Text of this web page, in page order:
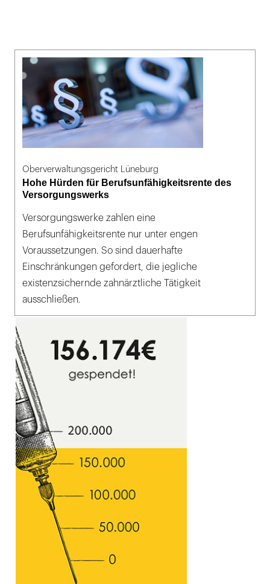
Oberverwaltungsgericht Lüneburg
Hohe Hürden für Berufsunfähigkeitsrente des
Versorgungswerks
Versorgungswerke zahlen eine
Berufsunfähigkeitsrente nur unter engen
Voraussetzungen. So sind dauerhafte
Einschränkungen gefordert, die jegliche
existenzsichernde zahnärztliche Tätigkeit
ausschließen.